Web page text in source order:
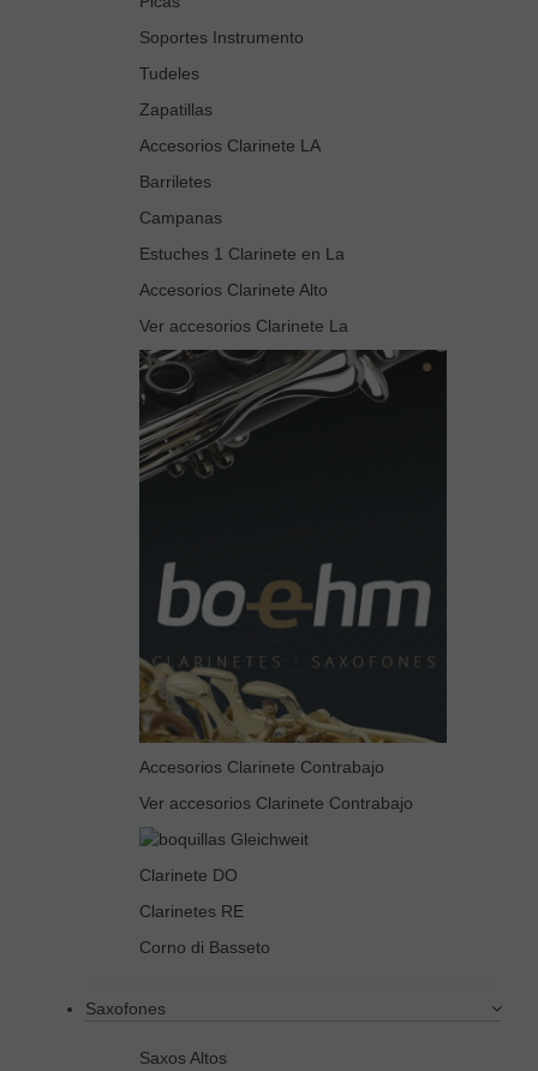
Soportes Instrumento
Tudeles
Zapatillas
Accesorios Clarinete LA
Barriletes
Campanas
Estuches 1 Clarinete en La
Accesorios Clarinete Alto
Ver accesorios Clarinete La
Accesorios Clarinete Contrabajo
Ver accesorios Clarinete Contrabajo
Clarinete DO
Clarinetes RE
Corno di Basseto
Saxofones
Saxos Altos